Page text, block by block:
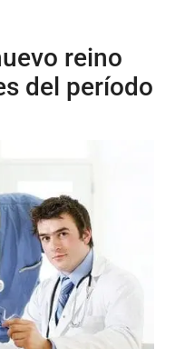
reino
del período